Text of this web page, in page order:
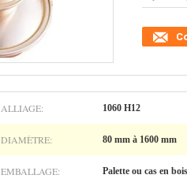
ALLIAGE: 1060 H12
DIAMÈTRE: 80 mm à 1600 mm
EMBALLAGE: Palette ou cas en bois